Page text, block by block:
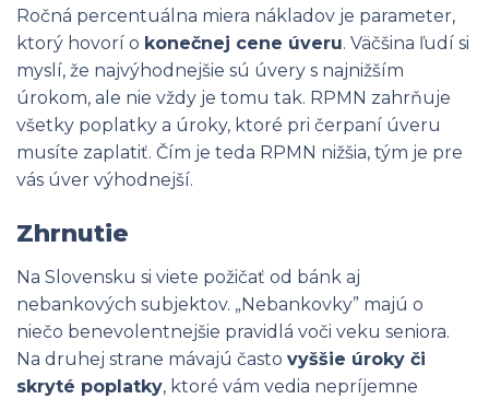
Ročná percentuálna miera nákladov je parameter,
ktorý hovorí o konečnej cene úveru. Väčšina ľudí si
myslí, že najvýhodnejšie sú úvery s najnižším
úrokom, ale nie vždy je tomu tak. RPMN zahrňuje
všetky poplatky a úroky, ktoré pri čerpaní úveru
musíte zaplatiť. Čím je teda RPMN nižšia, tým je pre
vás úver výhodnejší.
Zhrnutie
Na Slovensku si viete požičať od bánk aj
nebankových subjektov. „Nebankovky” majú o
niečo benevolentnejšie pravidlá voči veku seniora.
Na druhej strane mávajú často vyššie úroky či
skryté poplatky, ktoré vám vedia nepríjemne